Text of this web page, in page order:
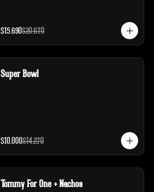
$15.690$20.670
Super Bowl
$10.000$14.270
Tommy For One + Nachos